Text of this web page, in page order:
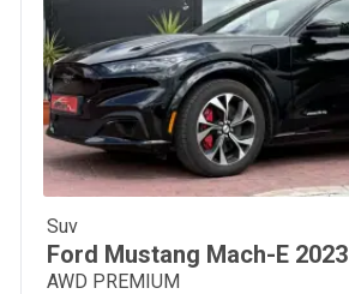
Suv
Ford Mustang Mach-E 2023
AWD PREMIUM